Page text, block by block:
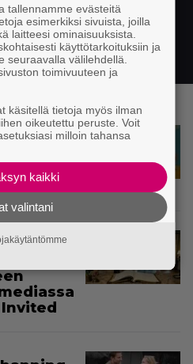
ja pohjoismaisia
Parkin
ettei
ole
tallennamme evästeitä
esimerkiksi sivuista, joilla
laitteesi ominaisuuksista.
käyttötarkoituksiin ja
seuraavalla välilehdellä.
toimivuuteen ja
käsitellä tietoja myös ilman
oikeutettu peruste. Voit
milloin tahansa
kaikki
valintani